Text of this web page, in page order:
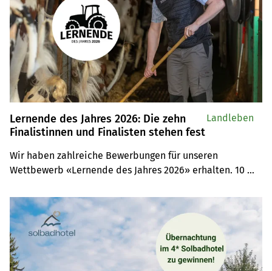
Lernende des Jahres 2026: Die zehn
Finalistinnen und Finalisten stehen fest
Wir haben zahlreiche Bewerbungen für unseren
Wettbewerb «Lernende des Jahres 2026» erhalten. 10
Finalrunde geschafft.
Landleben